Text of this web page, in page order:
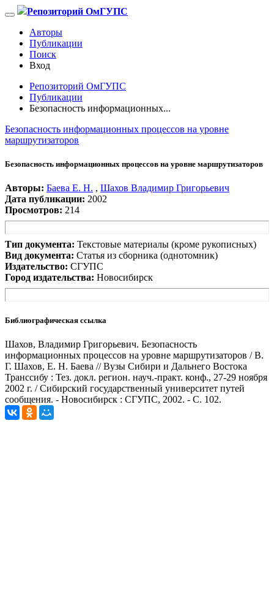
Репозиторий ОмГУПС
Авторы
Публикации
Поиск
Вход
Репозиторий ОмГУПС
Публикации
Безопасность информационных...
Безопасность информационных процессов на уровне
маршрутизаторов
Безопасность информационных процессов на уровне маршрутизаторов
Авторы: Баева Е. Н. , Шахов Владимир Григорьевич
Дата публикации: 2002
Просмотров: 214
Тип документа: Текстовые материалы (кроме рукописных)
Вид документа: Статья из сборника (однотомник)
Издательство: СГУПС
Город издательства: Новосибирск
Библиографическая ссылка
Шахов, Владимир Григорьевич. Безопасность
информационных процессов на уровне маршрутизаторов / В.
Г. Шахов, Е. Н. Баева // Вузы Сибири и Дальнего Востока
Транссибу : Тез. докл. регион. науч.-практ. конф., 27-29 ноября
2002 г. / Сибирский государственный университет путей
сообщения. - Новосибирск : СГУПС, 2002. - С. 102.